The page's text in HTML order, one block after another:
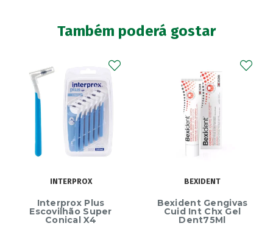
Também poderá gostar
INTERPROX
Interprox Plus
Escovilhão Super
Conical X4
BEXIDENT
Bexident Gengivas
Cuid Int Chx Gel
Dent75Ml